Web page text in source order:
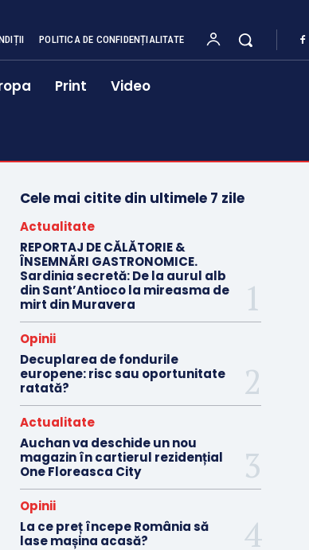
POLITICA DE CONFIDENȚIALITATE
Print Video
Cele mai citite din ultimele 7 zile
Actualitate
REPORTAJ DE CĂLĂTORIE &
ÎNSEMNĂRI GASTRONOMICE.
Sardinia secretă: De la aurul alb
din Sant’Antioco la mireasma de
mirt din Muravera
Opinii
Decuplarea de fondurile
europene: risc sau oportunitate
ratată?
Actualitate
Auchan va deschide un nou
magazin în cartierul rezidențial
One Floreasca City
Opinii
La ce preț începe România să
lase mașina acasă?